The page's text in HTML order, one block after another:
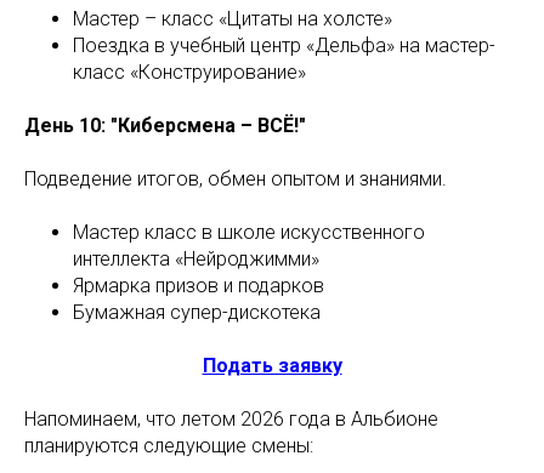
Мастер – класс «Цитаты на холсте»
Поездка в учебный центр «Дельфа» на мастер-
класс «Конструирование»
День 10: "Киберсмена – ВСЁ!"
Подведение итогов, обмен опытом и знаниями.
Мастер класс в школе искусственного
интеллекта «Нейроджимми»
Ярмарка призов и подарков
Бумажная супер-дискотека
Подать заявку
Напоминаем, что летом 2026 года в Альбионе
планируются следующие смены: